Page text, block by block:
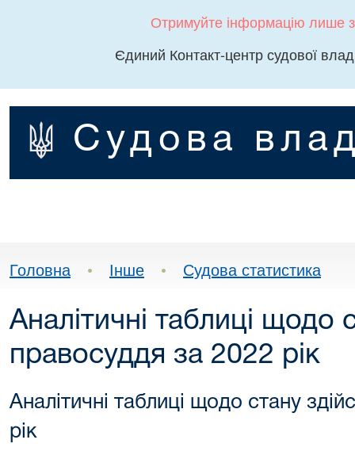
Отримуйте інформацію лише
Єдиний Контакт-центр судової
Судова
Головна • Інше • Судова статистика
Аналітичні таблиці щодо
правосуддя за 2022 рік
Аналітичні таблиці щодо стану
рік